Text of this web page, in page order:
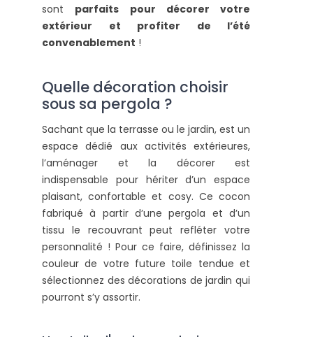
sont parfaits pour décorer votre
extérieur et profiter de l’été
convenablement !
Quelle décoration choisir
sous sa pergola ?
Sachant que la terrasse ou le jardin, est un
espace dédié aux activités extérieures,
l’aménager et la décorer est
indispensable pour hériter d’un espace
plaisant, confortable et cosy. Ce cocon
fabriqué à partir d’une pergola et d’un
tissu le recouvrant peut refléter votre
personnalité ! Pour ce faire, définissez la
couleur de votre future toile tendue et
sélectionnez des décorations de jardin qui
pourront s’y assortir.